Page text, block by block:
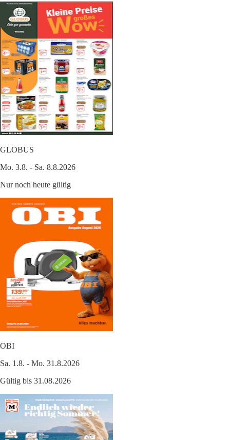
GLOBUS
Mo. 3.8. - Sa. 8.8.2026
Nur noch heute gültig
OBI
Sa. 1.8. - Mo. 31.8.2026
Gültig bis 31.08.2026